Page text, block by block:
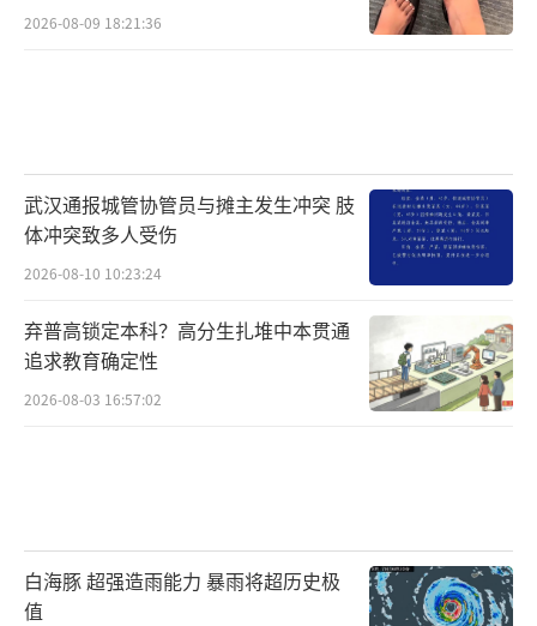
2026-08-09 18:21:36
武汉通报城管协管员与摊主发生冲突 肢
体冲突致多人受伤
2026-08-10 10:23:24
弃普高锁定本科？高分生扎堆中本贯通
追求教育确定性
2026-08-03 16:57:02
白海豚 超强造雨能力 暴雨将超历史极
值